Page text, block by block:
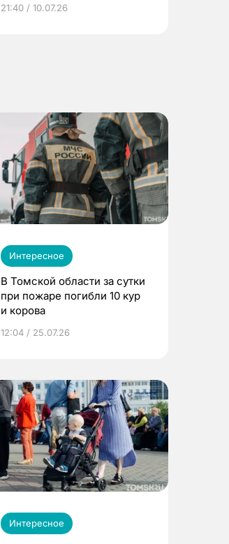
21:40 / 10.07.26
Интересное
В Томской области за сутки
при пожаре погибли 10 кур
и корова
12:04 / 25.07.26
Интересное